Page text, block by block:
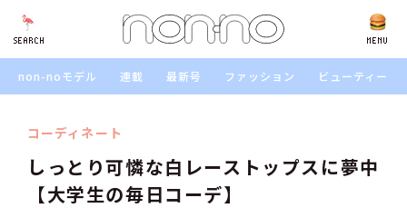
SEARCH MENU
SEARCH
non-noモデル 連載 最新号 ファッション ビューティー
コーディネート
しっとり可憐な白レーストップスに夢中
【大学生の毎日コーデ】